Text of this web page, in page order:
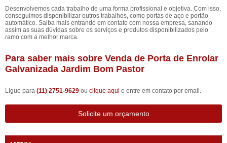
Desenvolvemos cada trabalho de uma forma profissional e objetiva. Com isso,
conseguimos disponibilizar outros trabalhos, como portas de aço e portão
automático. Saiba mais entrando em contato com nossa empresa, sanando
assim as suas dúvidas sobre os serviços e produtos disponibilizados pelo
ramo com a melhor marca.
Para saber mais sobre Venda de Porta de Enrolar
Galvanizada Jardim Bom Pastor
Ligue para (11) 2751-9629 ou clique aqui e entre em contato por email.
Solicite um orçamento